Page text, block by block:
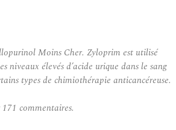
Moins Cher. Zyloprim est utilisé
niveaux élevés d’acide urique dans le sang
types de chimiothérapie anticancéreuse.
171 commentaires.